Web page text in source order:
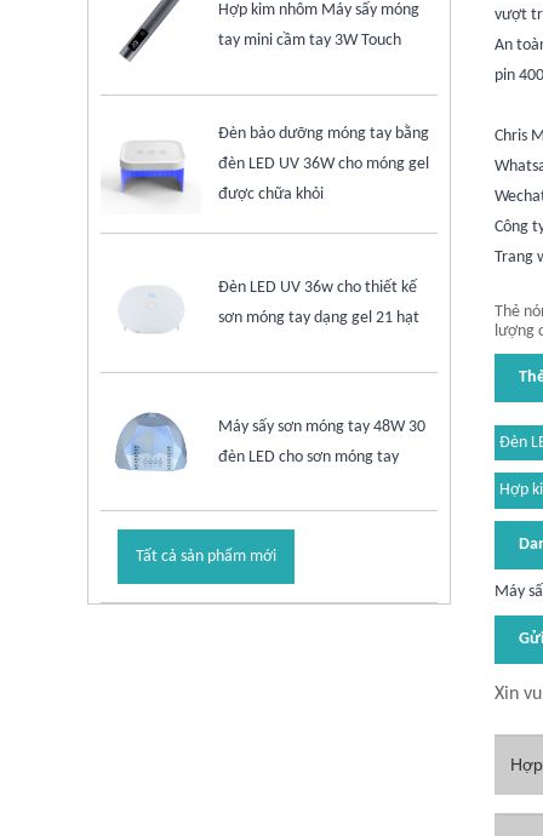
Hợp kim nhôm Máy sấy móng
tay mini cầm tay 3W Touch
Đèn bảo dưỡng móng tay bằng
đèn LED UV 36W cho móng gel
được chữa khỏi
Đèn LED UV 36w cho thiết kế
sơn móng tay dạng gel 21 hạt
Máy sấy sơn móng tay 48W 30
đèn LED cho sơn móng tay
Tất cả sản phẩm mới
vượt
An
pin
Chris
Công
Trang
Thẻ
lượng
Đèn
Hợp
Máy
Xin